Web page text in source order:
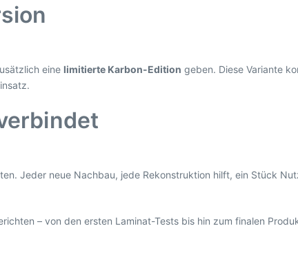
eine limitierte Karbon-Edition geben. Diese Variante
Jeder neue Nachbau, jede Rekonstruktion hilft, ein Stück
– von den ersten Laminat-Tests bis hin zum finalen